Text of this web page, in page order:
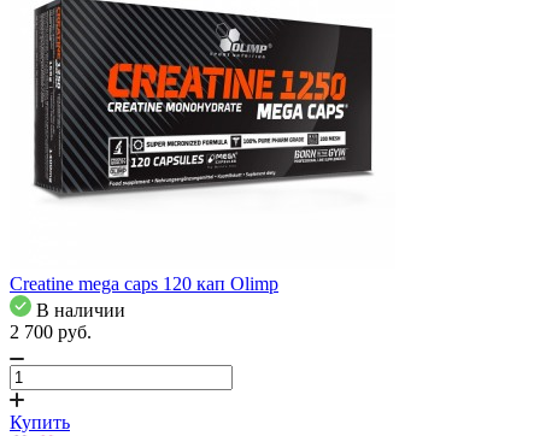
Creatine mega caps 120 кап Olimp
В наличии
2 700 pуб.
Купить